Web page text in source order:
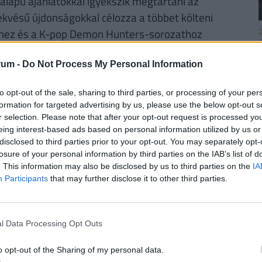
- Do Not Process My Personal Information
opt-out of the sale, sharing to third parties, or processing of your
for targeted advertising by us, please use the below opt-out
selection. Please note that after your opt-out request is processed
interest-based ads based on personal information utilized by us
to third parties prior to your opt-out. You may separately
of your personal information by third parties on the IAB’s list of
This information may also be disclosed by us to third parties on the
Participants that may further disclose it to other third parties.
Data Processing Opt Outs
opt-out of the Sharing of my personal data.
újdonságokkal célozza a többet költeni
és a K-pop Demon Hunters-sorozathoz
márciusban bevezetett, nagyobb méretű Big
jelent meg a kínálatban.
nyitás előtti kereskedésben több mint 3
az iráni konfliktus nyomán
irányul, miután több versenytárs – köztük a
számolt be.
#részvényárfolyam
#üzemanyagárak
közre, a végleges tartalmat újságírónk szerkesztette és